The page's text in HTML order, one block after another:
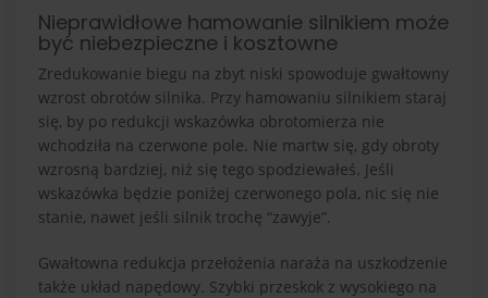
Nieprawidłowe hamowanie silnikiem może
być niebezpieczne i kosztowne
Zredukowanie biegu na zbyt niski spowoduje gwałtowny
wzrost obrotów silnika. Przy hamowaniu silnikiem staraj
się, by po redukcji wskazówka obrotomierza nie
wchodziła na czerwone pole. Nie martw się, gdy obroty
wzrosną bardziej, niż się tego spodziewałeś. Jeśli
wskazówka będzie poniżej czerwonego pola, nic się nie
stanie, nawet jeśli silnik trochę “zawyje”.
Gwałtowna redukcja przełożenia naraża na uszkodzenie
także układ napędowy. Szybki przeskok z wysokiego na